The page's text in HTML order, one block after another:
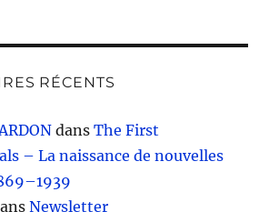
RÉCENTS
dansThe First
– La naissance de nouvelles
Newsletter